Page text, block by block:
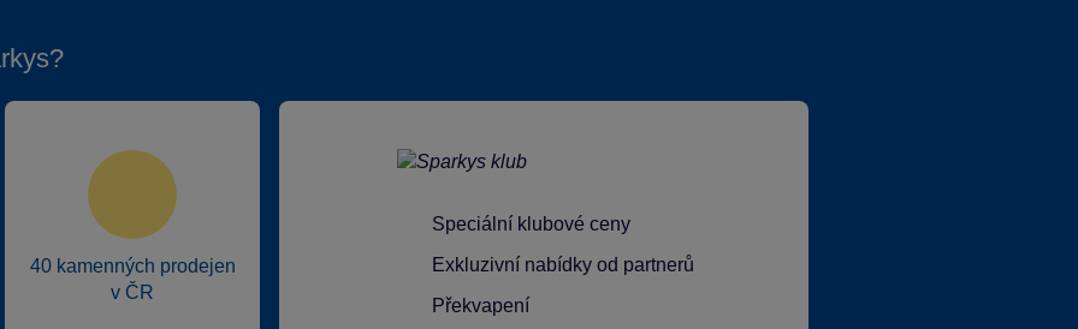
40 kamenných prodejen
v ČR
Speciální klubové ceny
Exkluzivní nabídky od partnerů
Překvapení